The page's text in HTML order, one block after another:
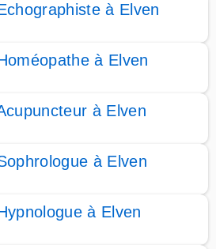
à Elven
à Elven
à Elven
à Elven
à Elven